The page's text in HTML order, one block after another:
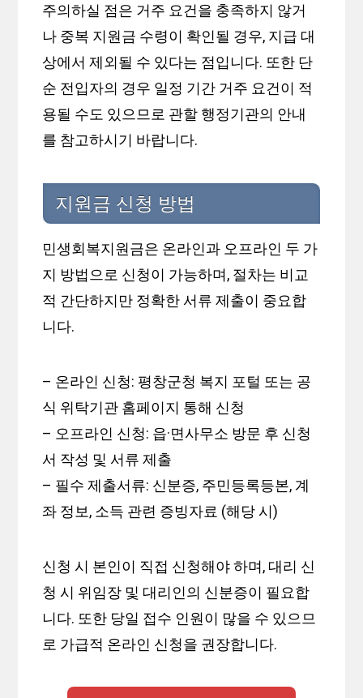
주의하실 점은 거주 요건을 충족하지 않거
나 중복 지원금 수령이 확인될 경우, 지급 대
상에서 제외될 수 있다는 점입니다. 또한 단
순 전입자의 경우 일정 기간 거주 요건이 적
용될 수도 있으므로 관할 행정기관의 안내
를 참고하시기 바랍니다.
지원금 신청 방법
민생회복지원금은 온라인과 오프라인 두 가
지 방법으로 신청이 가능하며, 절차는 비교
적 간단하지만 정확한 서류 제출이 중요합
니다.
– 온라인 신청: 평창군청 복지 포털 또는 공
식 위탁기관 홈페이지 통해 신청
– 오프라인 신청: 읍·면사무소 방문 후 신청
서 작성 및 서류 제출
– 필수 제출서류: 신분증, 주민등록등본, 계
좌 정보, 소득 관련 증빙자료 (해당 시)
신청 시 본인이 직접 신청해야 하며, 대리 신
청 시 위임장 및 대리인의 신분증이 필요합
니다. 또한 당일 접수 인원이 많을 수 있으므
로 가급적 온라인 신청을 권장합니다.